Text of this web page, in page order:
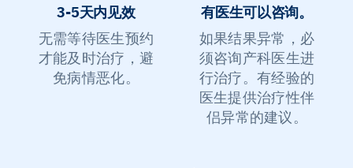
3-5天内见效
无需等待医生预约
才能及时治疗，避
免病情恶化。
有医生可以咨询。
如果结果异常，必
须咨询产科医生进
行治疗。有经验的
医生提供治疗性伴
侣异常的建议。